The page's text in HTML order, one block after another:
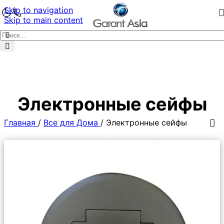
Skip to navigation
Skip to main content
Электронные сейфы
Главная / Все для Дома / Электронные сейфы